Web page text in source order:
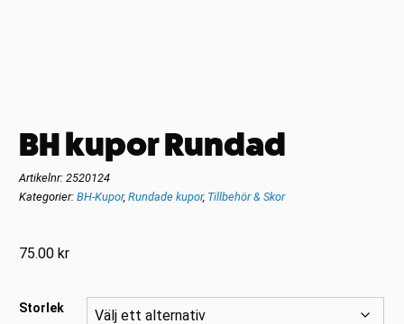
BH kupor Rundad
Artikelnr:2520124
Kategorier:BH-Kupor,Rundade kupor, Tillbehör & Skor
75.00 kr
Storlek